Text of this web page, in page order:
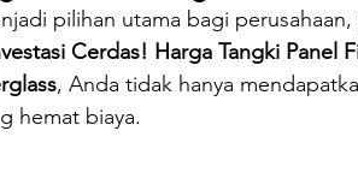
Sepeda Air Box Motor
Tangki Panel Fiberglass
pilihan utama bagi
Cerdas! Harga Tangki Panel
, Anda tidak hanya
hemat biaya.